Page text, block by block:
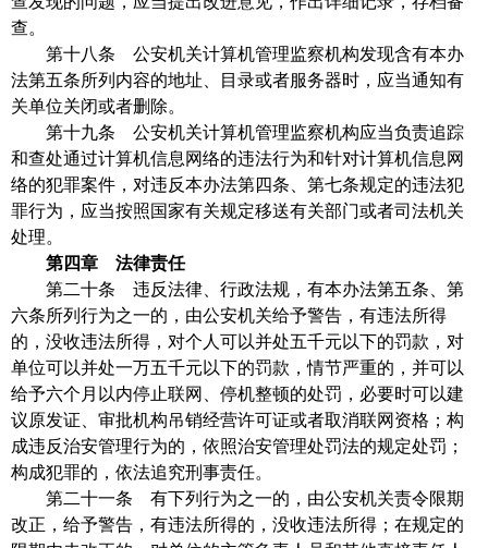
查。
第十八条 公安机关计算机管理监察机构发现含有本办
法第五条所列内容的地址、目录或者服务器时，应当通知有
关单位关闭或者删除。
第十九条 公安机关计算机管理监察机构应当负责追踪
和查处通过计算机信息网络的违法行为和针对计算机信息网
络的犯罪案件，对违反本办法第四条、第七条规定的违法犯
罪行为，应当按照国家有关规定移送有关部门或者司法机关
处理。
第四章 法律责任
第二十条 违反法律、行政法规，有本办法第五条、第
六条所列行为之一的，由公安机关给予警告，有违法所得
的，没收违法所得，对个人可以并处五千元以下的罚款，对
单位可以并处一万五千元以下的罚款，情节严重的，并可以
给予六个月以内停止联网、停机整顿的处罚，必要时可以建
议原发证、审批机构吊销经营许可证或者取消联网资格；构
成违反治安管理行为的，依照治安管理处罚法的规定处罚；
构成犯罪的，依法追究刑事责任。
第二十一条 有下列行为之一的，由公安机关责令限期
改正，给予警告，有违法所得的，没收违法所得；在规定的